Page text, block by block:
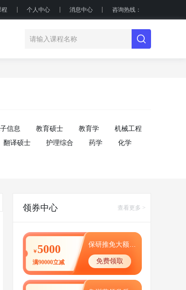
程 个人中心 消息中心 咨询热线：
信息 教育硕士 教育学
机械工程
翻译硕士 护理综合 药学
化学
领券中心 查看更多 >
￥ 5000
满90000立减 免费领取